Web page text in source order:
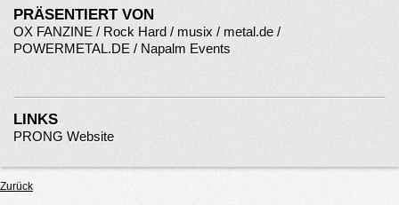
PRÄSENTIERT VON
OX FANZINE / Rock Hard / musix / metal.de /
POWERMETAL.DE / Napalm Events
LINKS
PRONG Website
Zurück